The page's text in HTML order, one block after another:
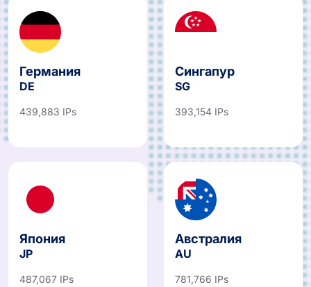
Германия
DE
439,883 IPs
Сингапур
SG
393,154 IPs
Япония
JP
487,067 IPs
Австралия
AU
781,766 IPs